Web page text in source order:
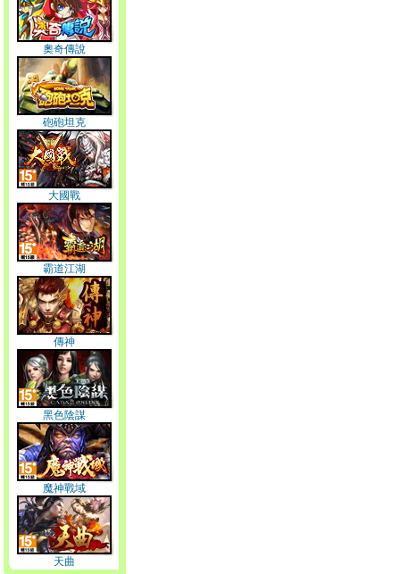
奧奇傳說
砲砲坦克
大國戰
霸道江湖
傳神
黑色陰謀
魔神戰域
天曲